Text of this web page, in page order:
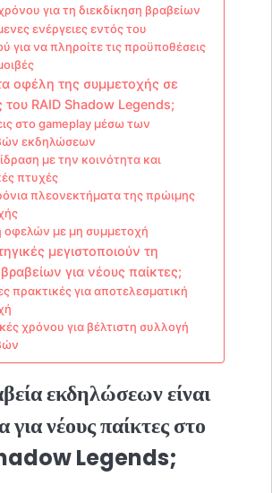
για τη διεκδίκηση βραβείων
ενέργειες εντός του
για να πληροίτε τις προϋποθέσεις
οφέλη της συμμετοχής σε
του RAID Shadow Legends;
στο gameplay μέσω των
εκδηλώσεων
με την κοινότητα και
πτυχές
πλεονεκτήματα της πρώιμης
οφελών με μη συμμετοχή
μεγιστοποιούν τη
για νέους παίκτες;
πρακτικές για αποτελεσματική
χρόνου για βέλτιστη συλλογή
εκδηλώσεων είναι
για νέους παίκτες στο
Legends;